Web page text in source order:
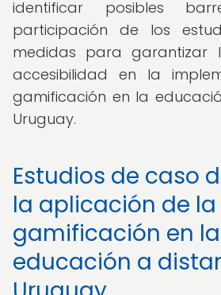
identificar posibles
participación de los
medidas para
accesibilidad en la
gamificación en la
Uruguay.
Estudios de caso
la aplicación de la
gamificación en la
educación a